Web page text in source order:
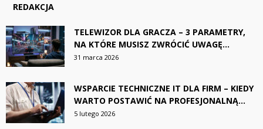
REDAKCJA
TELEWIZOR DLA GRACZA – 3 PARAMETRY,
NA KTÓRE MUSISZ ZWRÓCIĆ UWAGĘ...
31 marca 2026
WSPARCIE TECHNICZNE IT DLA FIRM – KIEDY
WARTO POSTAWIĆ NA PROFESJONALNĄ...
5 lutego 2026